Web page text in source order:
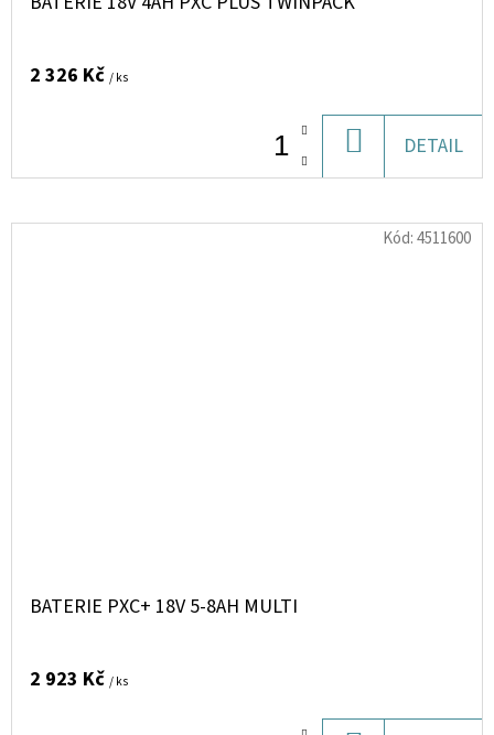
2 326 Kč / ks
KOŠÍKU
DETAIL
BATERIE PXC+ 18V 5-8AH MULTI
2 923 Kč / ks
Kód:4511600